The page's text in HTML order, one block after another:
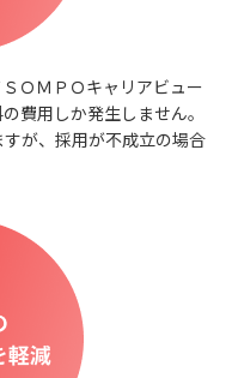
ＯＭＰＯキャリアビュー
費用しか発生しません。
が、採用が不成立の場合